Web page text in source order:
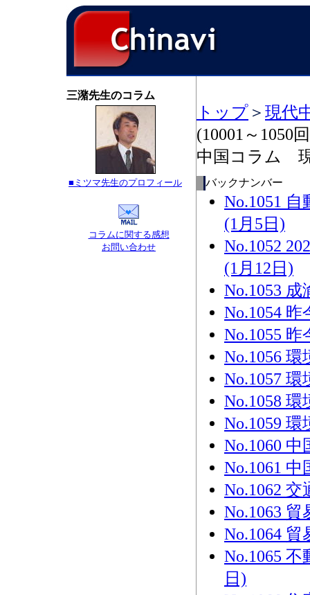
三潴先生のコラム
■ミツマ先生のプロフィール
コラムに関する感想
お問い合わせ
トップ ＞ 現代
(10001～1050
中国コラム
バックナンバー
No.1051
(1月5日)
No.1052
(1月12日)
No.1053
No.1054
No.1055
No.1056
No.1057
No.1058
No.1059
No.1060
No.1061
No.1062
No.1063
No.1064
No.1065
日)